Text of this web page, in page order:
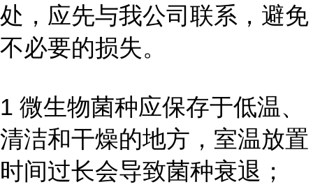
处，应先与我公司联系，避免
不必要的损失。
1 微生物菌种应保存于低温、
清洁和干燥的地方，室温放置
时间过长会导致菌种衰退；